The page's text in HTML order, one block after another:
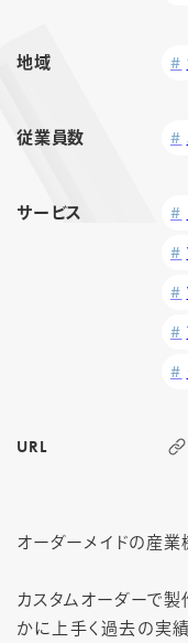
地域
従業員数
サービス
URL
オーダーメイドの産業
カスタムオーダーで製
かに上手く過去の実